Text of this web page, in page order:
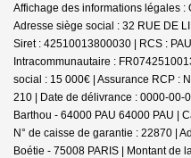
Affichage des informations légales :
Adresse siège social : 32 RUE DE
Siret : 42510013800030 | RCS :
Intracommunautaire :
social : 15 000€ | Assurance RCP :
210 | Date de délivrance : 0000-00-
Barthou - 64000 PAU 64000 PAU |
N° de caisse de garantie : 22870 |
Boétie - 75008 PARIS | Montant de